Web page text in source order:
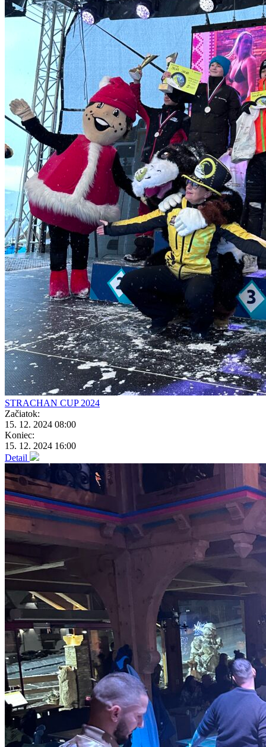
STRACHAN CUP 2024
Začiatok:
15. 12. 2024 08:00
Koniec:
15. 12. 2024 16:00
Detail